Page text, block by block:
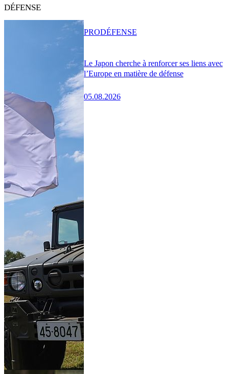
DÉFENSE
Le Japon cherche à renforcer ses liens avec
l’Europe en matière de défense
05.08.2026
PRODÉFENSE